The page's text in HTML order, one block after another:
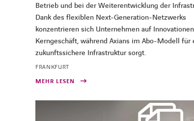
Betrieb und bei der Weiterentwicklung der
Dank des flexiblen Next-Generation-Netzwerks
konzentrieren sich Unternehmen auf
Kerngeschäft, während Axians im Abo-Modell für
zukunftssichere Infrastruktur sorgt.
FRANKFURT
MEHR LESEN